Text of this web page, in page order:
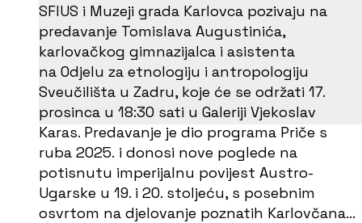
SFIUS i Muzeji grada Karlovca pozivaju na
predavanje Tomislava Augustinića,
karlovačkog gimnazijalca i asistenta
na Odjelu za etnologiju i antropologiju
Sveučilišta u Zadru, koje će se održati 17.
prosinca u 18:30 sati u Galeriji Vjekoslav
Karas. Predavanje je dio programa Priče s
ruba 2025. i donosi nove poglede na
potisnutu imperijalnu povijest Austro-
Ugarske u 19. i 20. stoljeću, s posebnim
osvrtom na djelovanje poznatih Karlovčana…